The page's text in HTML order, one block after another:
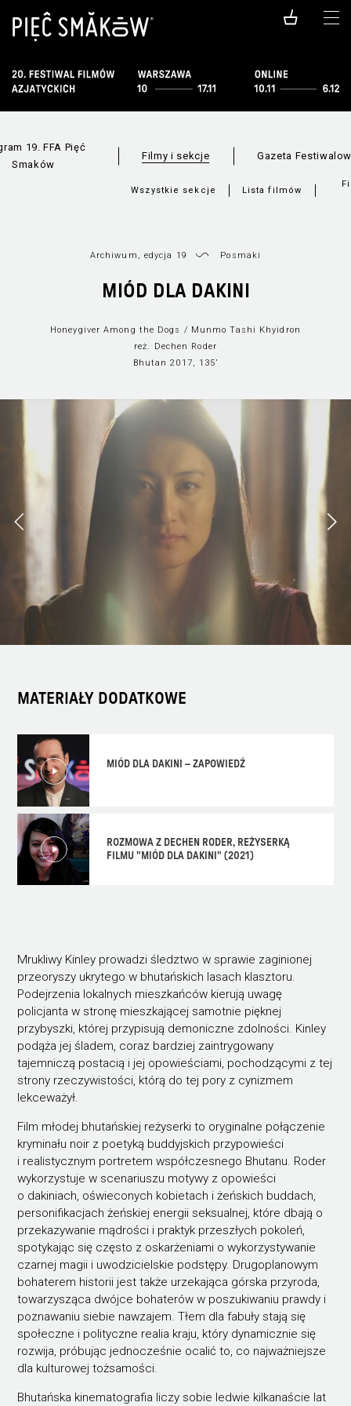
19. FFA Pięć
Smaków
Filmy i sekcje
Wszystkie sekcje Lista filmów
Gazeta
Archiwum, edycja 19 Posmaki
MIÓD DLA DAKINI
Honeygiver Among the Dogs / Munmo Tashi Khyidron
reż. Dechen Roder
Bhutan 2017, 135’
MATERIAŁY DODATKOWE
MIÓD DLA DAKINI – ZAPOWIEDŹ
ROZMOWA Z DECHEN RODER, REŻYSERKĄ
FILMU "MIÓD DLA DAKINI" (2021)
Mrukliwy Kinley prowadzi śledztwo w sprawie zaginionej
przeoryszy ukrytego w bhutańskich lasach klasztoru.
Podejrzenia lokalnych mieszkańców kierują uwagę
policjanta w stronę mieszkającej samotnie pięknej
przybyszki, której przypisują demoniczne zdolności. Kinley
podąża jej śladem, coraz bardziej zaintrygowany
tajemniczą postacią i jej opowieściami, pochodzącymi z tej
strony rzeczywistości, którą do tej pory z cynizmem
lekceważył.
Film młodej bhutańskiej reżyserki to oryginalne połączenie
kryminału noir z poetyką buddyjskich przypowieści
i realistycznym portretem współczesnego Bhutanu. Roder
wykorzystuje w scenariuszu motywy z opowieści
o dakiniach, oświeconych kobietach i żeńskich buddach,
personifikacjach żeńskiej energii seksualnej, które dbają o
przekazywanie mądrości i praktyk przeszłych pokoleń,
spotykając się często z oskarżeniami o wykorzystywanie
czarnej magii i uwodzicielskie podstępy. Drugoplanowym
bohaterem historii jest także urzekająca górska przyroda,
towarzysząca dwójce bohaterów w poszukiwaniu prawdy i
poznawaniu siebie nawzajem. Tłem dla fabuły stają się
społeczne i polityczne realia kraju, który dynamicznie się
rozwija, próbując jednocześnie ocalić to, co najważniejsze
dla kulturowej tożsamości.
Bhutańska kinematografia liczy sobie ledwie kilkanaście lat